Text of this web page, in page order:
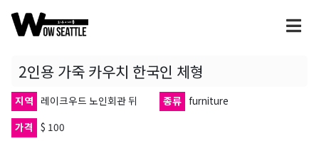
2인용 가죽 카우치 한국인 체형
지역 레이크우드 노인회관 뒤 종류 furniture
가격 $ 100